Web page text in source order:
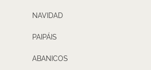
NAVIDAD
PAIPÁIS
ABANICOS